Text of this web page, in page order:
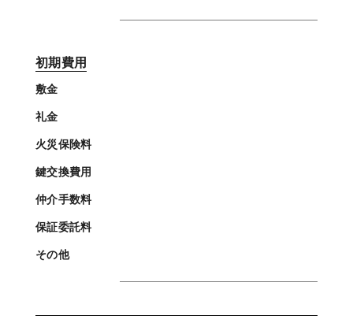
初期費用
敷金
礼金
火災保険料
鍵交換費用
仲介手数料
保証委託料
その他